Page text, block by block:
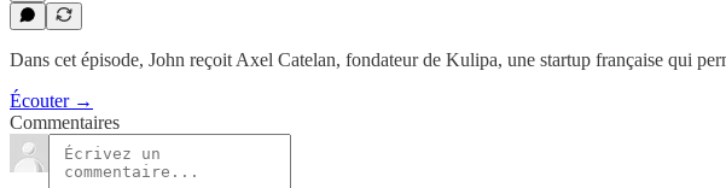
Dans cet épisode, John reçoit Axel Catelan, fondateur de Kulipa, une startup française qui
Écouter →
Commentaires